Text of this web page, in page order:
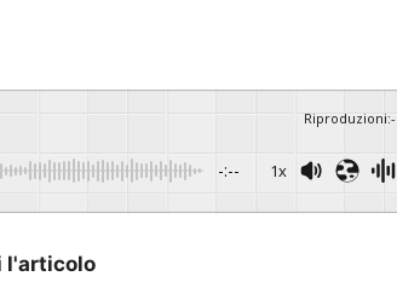
Riproduzioni:-
-:-- 1x
l'articolo